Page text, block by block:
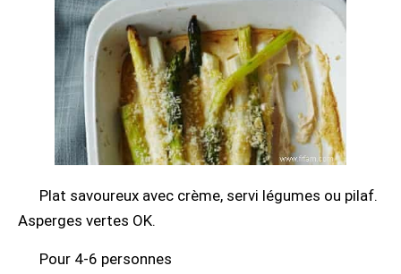
Plat savoureux avec crème, servi légumes ou pilaf.
Asperges vertes OK.
Pour 4-6 personnes